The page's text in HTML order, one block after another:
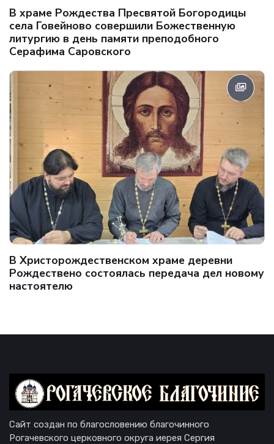
В храме Рождества Пресвятой Богородицы
села Говейново совершили Божественную
литургию в день памяти преподобного
Серафима Саровского
В Христорождественском храме деревни
Рождествено состоялась передача дел новому
настоятелю
Сайт создан по благословению благочинного
Рогачевского церковного округа иерея Сергия